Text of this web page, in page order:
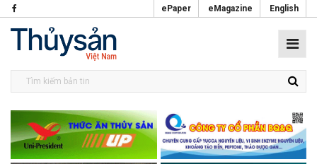
ePaper eMagazine English